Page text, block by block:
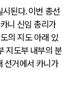
시된다.이번 총선
니 신임 총리가
의 지도 아래 있
지도부 내부의 분
선거에서 카니가